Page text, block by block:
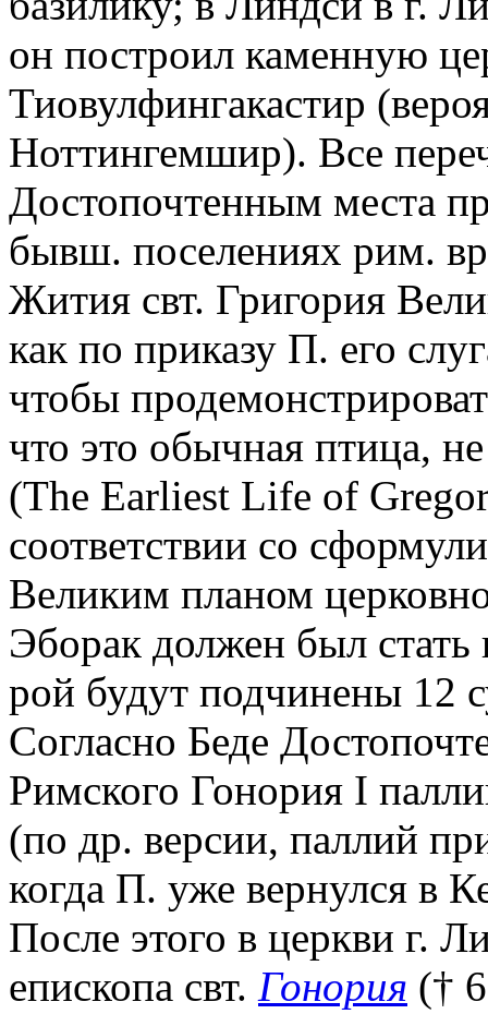
он построил каменную
Тиовулфингакастир
Ноттингемшир). Все
Достопочтенным места
бывш. поселениях рим.
Жития свт. Григория
как по приказу П. его
чтобы
что это обычная птица,
(The Earliest Life of
соответствии со
Великим планом
Эборак должен был
рой будут подчинены 12
Согласно Беде
Римского Гонория I
(по др. версии, паллий
когда П. уже вернулся в
После этого в церкви г.
епископа свт. Гонория (†